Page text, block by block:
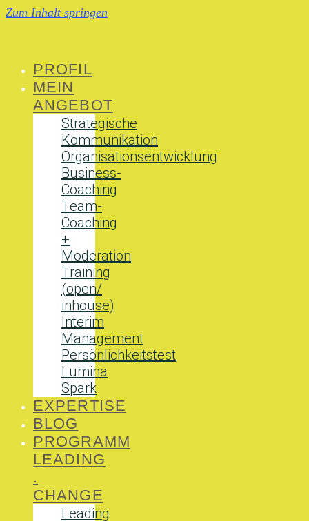
Zum Inhalt springen
PROFIL
MEIN
ANGEBOT
Strategische
Kommunikation
Organisationsentwicklung
Business-
Coaching
Team-
Coaching
+
Moderation
Training
(open/
inhouse)
Interim
Management
Persönlichkeitstest
Lumina
Spark
EXPERTISE
BLOG
PROGRAMM
LEADING
.
CHANGE
Leading